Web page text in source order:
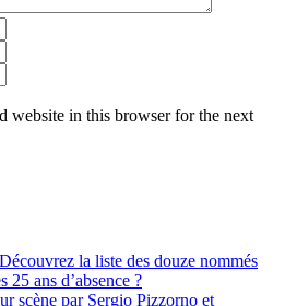
website in this browser for the next
la liste des douze nommés
25 ans d’absence ?
scène par Sergio Pizzorno et